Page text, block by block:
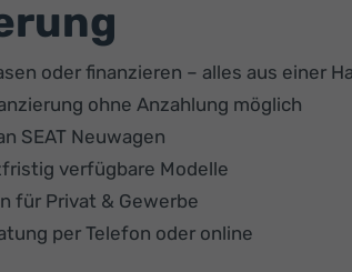
oder finanzieren – alles aus einer
ohne Anzahlung möglich
SEAT Neuwagen
verfügbare Modelle
für Privat & Gewerbe
per Telefon oder online